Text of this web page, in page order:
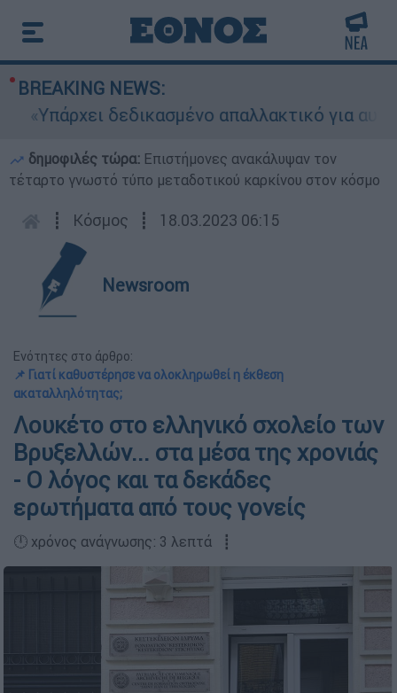
BREAKING NEWS:
δεδικασμένο απαλλακτικό για
δημοφιλές τώρα: Επιστήμονες ανακάλυψαν τον
τέταρτο γνωστό τύπο μεταδοτικού καρκίνου στον κόσμο
┋ Κόσμος ┋ 18.03.2023 06:15
Newsroom
Ενότητες στο άρθρο:
📌 Γιατί καθυστέρησε να ολοκληρωθεί η έκθεση
ακαταλληλότητας;
Λουκέτο στο ελληνικό σχολείο των
Βρυξελλών... στα μέσα της χρονιάς
- Ο λόγος και τα δεκάδες
ερωτήματα από τους γονείς
🕛 χρόνος ανάγνωσης: 3 λεπτά ┋